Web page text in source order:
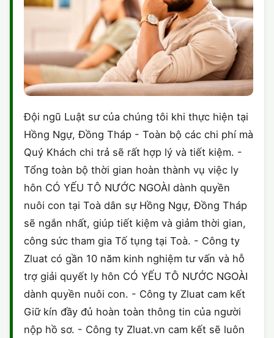
Đội ngũ Luật sư của chúng tôi khi thực hiện tại
Hồng Ngự, Đồng Tháp - Toàn bộ các chi phí mà
Quý Khách chi trả sẽ rất hợp lý và tiết kiệm. -
Tổng toàn bộ thời gian hoàn thành vụ việc ly
hôn CÓ YẾU TÔ NƯỚC NGOÀI dành quyền
nuôi con tại Toà dân sự Hồng Ngự, Đồng Tháp
sẽ ngắn nhất, giúp tiết kiệm và giảm thời gian,
công sức tham gia Tố tụng tại Toà. - Công ty
Zluat có gần 10 năm kinh nghiệm tư vấn và hỗ
trợ giải quyết ly hôn CÓ YẾU TÔ NƯỚC NGOÀI
dành quyền nuôi con. - Công ty Zluat cam kết
Giữ kín đầy đủ hoàn toàn thông tin của người
nộp hồ sơ. - Công ty Zluat.vn cam kết sẽ luôn